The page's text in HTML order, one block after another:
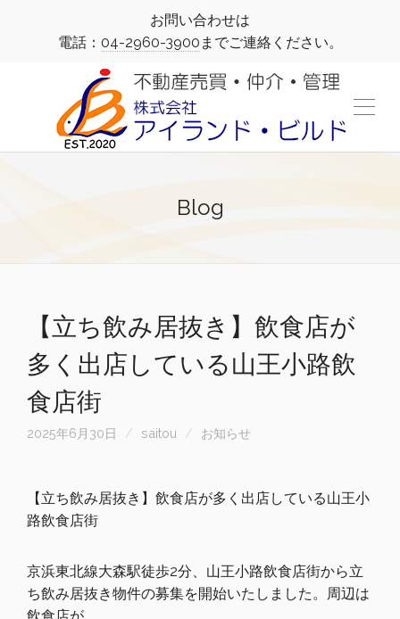
お問い合わせは
電話： 04-2960-3900 までご連絡ください。
Blog
【立ち飲み居抜き】飲食店が
多く出店している山王小路飲
食店街
2025年6月30日 saitou お知らせ
【立ち飲み居抜き】飲食店が多く出店している山王小
路飲食店街
京浜東北線大森駅徒歩2分、山王小路飲食店街から立
ち飲み居抜き物件の募集を開始いたしました。周辺は